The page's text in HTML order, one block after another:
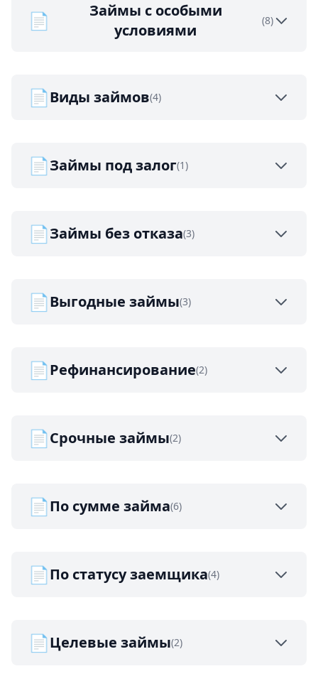
📄
Займы с особыми
условиями
(8)
📄Виды займов(4)
📄Займы под залог(1)
📄Займы без отказа(3)
📄Выгодные займы(3)
📄Рефинансирование(2)
📄Срочные займы(2)
📄По сумме займа(6)
📄По статусу заемщика(4)
📄Целевые займы(2)